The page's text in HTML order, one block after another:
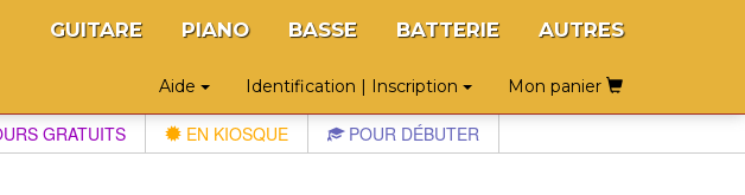
GUITARE PIANO BASSE BATTERIE AUTRES
Aide Identification | Inscription Mon panier
GRATUITS EN KIOSQUE POUR DÉBUTER